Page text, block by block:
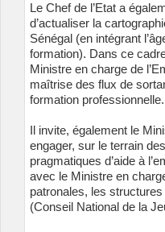
Le Chef de l’Etat a
d’actualiser la
Sénégal (en intégrant
formation). Dans ce
Ministre en charge de
maîtrise des flux de
formation professionnelle.
Il invite, également le
engager, sur le terrain
pragmatiques d’aide à
avec le Ministre en
patronales, les
(Conseil National de la